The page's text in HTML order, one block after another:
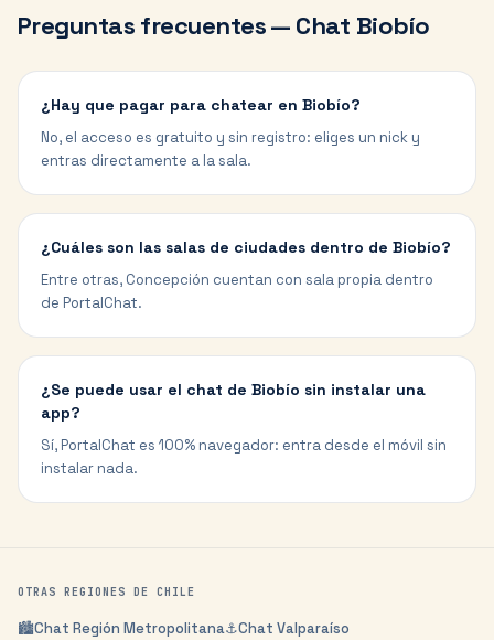
Preguntas frecuentes — Chat Biobío
¿Hay que pagar para chatear en Biobío?
No, el acceso es gratuito y sin registro: eliges un nick y
entras directamente a la sala.
¿Cuáles son las salas de ciudades dentro de Biobío?
Entre otras, Concepción cuentan con sala propia dentro
de PortalChat.
¿Se puede usar el chat de Biobío sin instalar una
app?
Sí, PortalChat es 100% navegador: entra desde el móvil sin
instalar nada.
OTRAS REGIONES DE CHILE
🏙️Chat Región Metropolitana⚓Chat Valparaíso